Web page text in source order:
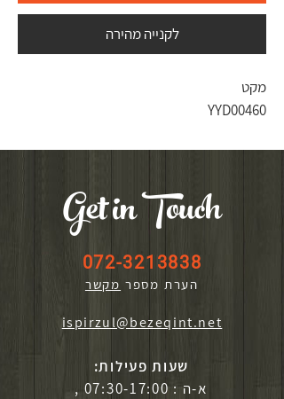
לקנייה מהירה
מקט
YYD00460
Get in Touch
072-3213838
הערת מספר מקשר
ispirzul@bezeqint.net
שעות פעילות:
א-ה : 07:30-17:00 ,